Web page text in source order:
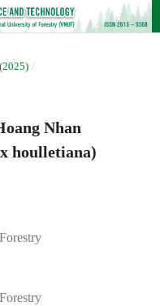
/
Nhan
houlletiana)